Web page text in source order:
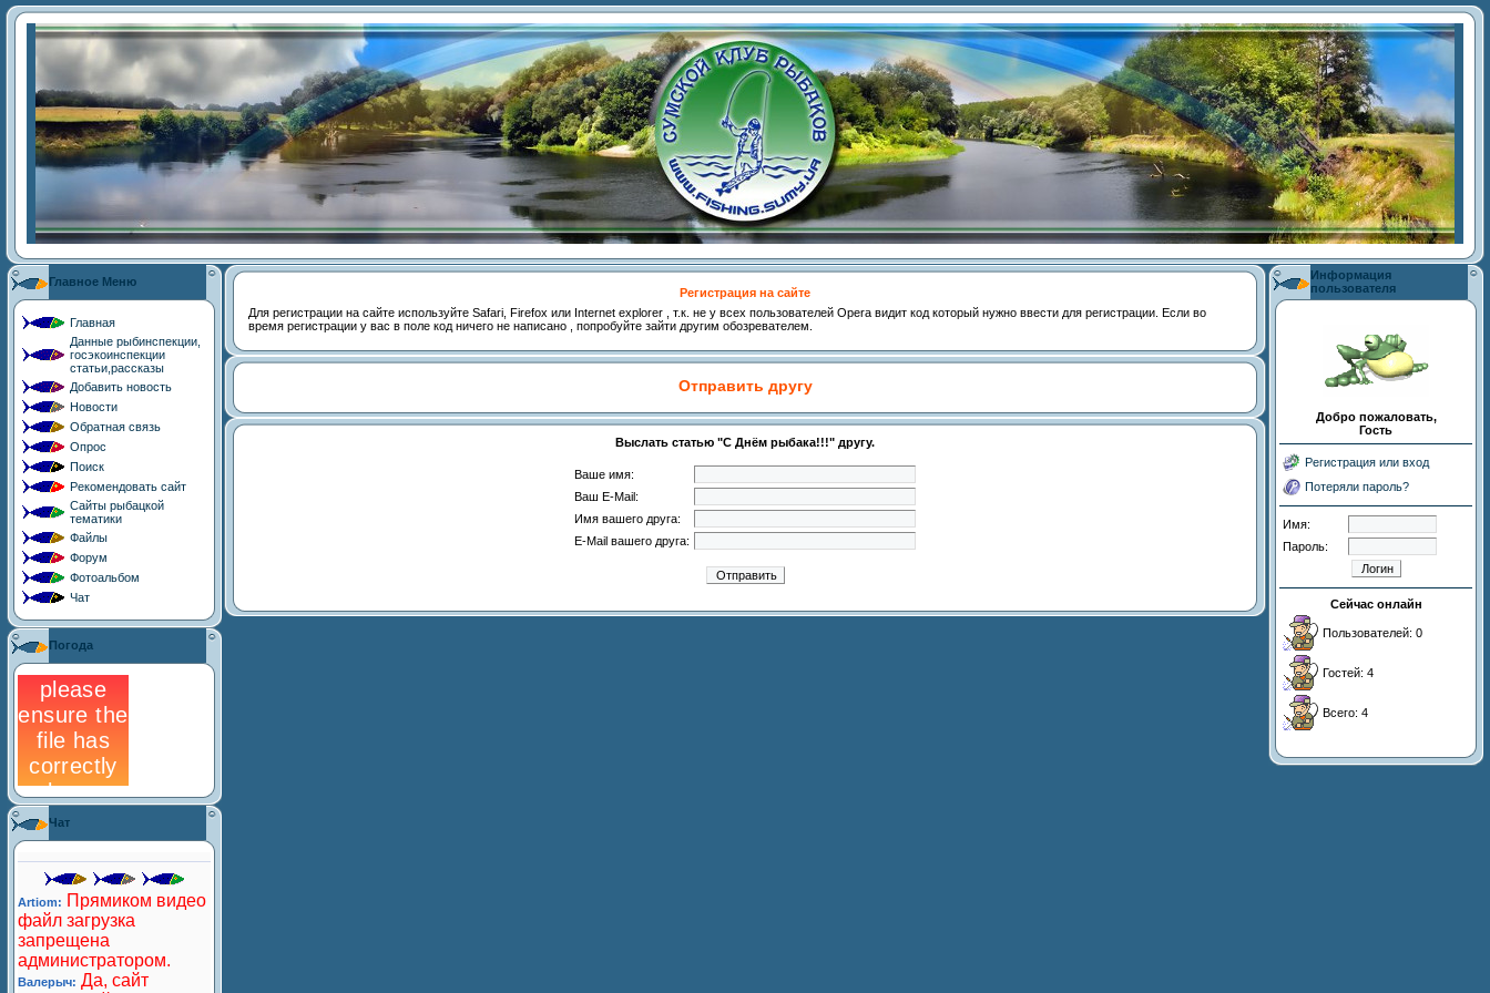
Главное Меню
Главная
Данные рыбинспекции,
госэкоинспекции
статьи,рассказы
Добавить новость
Новости
Обратная связь
Опрос
Поиск
Рекомендовать сайт
Сайты рыбацкой
тематики
Файлы
Форум
Фотоальбом
Чат
Погода
Чат
Регистрация на сайте
Для регистрации на сайте используйте Safari, Firefox или Internet explorer , т.к. не у всех пользователей Opera видит код который нужно ввести для регистрации. Если во
время регистрации у вас в поле код ничего не написано , попробуйте зайти другим обозревателем.
Отправить другу
Выслать статью "С Днём рыбака!!!" другу.
Ваше имя:
Ваш E-Mail:
Имя вашего друга:
E-Mail вашего друга:
Информация
пользователя
Добро пожаловать,
Гость
Регистрация или вход
Потеряли пароль?
Имя:
Пароль:
Сейчас онлайн
Пользователей: 0
Гостей: 4
Всего: 4